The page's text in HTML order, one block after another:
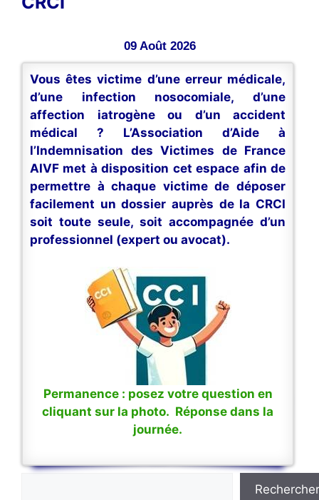
09 Août 2026
Vous êtes victime d’une erreur médicale,
d’une infection nosocomiale, d’une
affection iatrogène ou d’un accident
médical ? L’Association d’Aide à
l’Indemnisation des Victimes de France
AIVF met à disposition cet espace afin de
permettre à chaque victime de déposer
facilement un dossier auprès de la CRCI
soit toute seule, soit accompagnée d’un
professionnel (expert ou avocat).
Permanence : posez votre question en
cliquant sur la photo. Réponse dans la
journée.
Rechercher